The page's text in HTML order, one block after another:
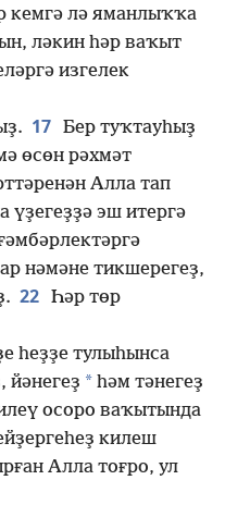
кемгә лә яманлыҡҡа
ләкин һәр ваҡыт
изгелек
17 Бер туҡтауһыҙ
өсөн рәхмәт
Алла тап
үҙегеҙҙә эш итергә
нәмәне тикшерегеҙ,
22 Һәр төр
һеҙҙе тулыһынса
йәнегеҙ * һәм тәнегеҙ
осоро ваҡытында
килеш
Алла тоғро, ул